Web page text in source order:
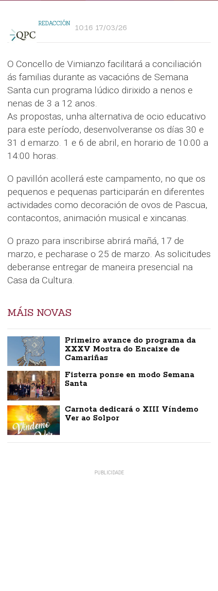
REDACCIÓN 10:16 17/03/26
O Concello de Vimianzo facilitará a conciliación
ás familias durante as vacacións de Semana
Santa cun programa lúdico dirixido a nenos e
nenas de 3 a 12 anos.
As propostas, unha alternativa de ocio educativo
para este período, desenvolveranse os días 30 e
31 d emarzo. 1 e 6 de abril, en horario de 10:00 a
14:00 horas.
O pavillón acollerá este campamento, no que os
pequenos e pequenas participarán en diferentes
actividades como decoración de ovos de Pascua,
contacontos, animación musical e xincanas.
O prazo para inscribirse abrirá mañá, 17 de
marzo, e pecharase o 25 de marzo. As solicitudes
deberanse entregar de maneira presencial na
Casa da Cultura.
MÁIS NOVAS
Primeiro avance do programa da
XXXV Mostra do Encaixe de
Camariñas
Fisterra ponse en modo Semana
Santa
Carnota dedicará o XIII Víndemo
Ver ao Solpor